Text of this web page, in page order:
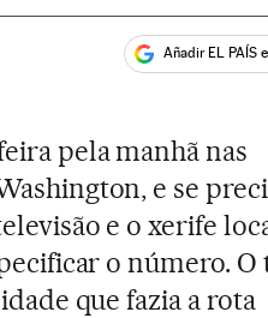
Añadir EL PAÍS
pela manhã nas
e se
e o xerife
o número. O
que fazia a rota